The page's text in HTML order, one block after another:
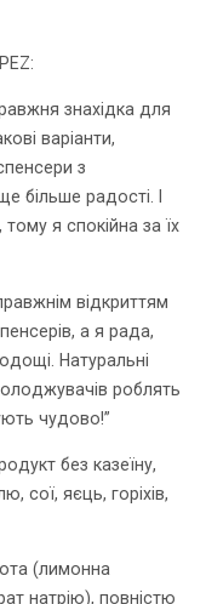
знахідка для
варіанти,
з
радості. І
я спокійна за їх
відкриттям
а я рада,
Натуральні
роблять
чудово!”
без казеїну,
сої, яєць, горіхів,
(лимонна
натрію), повністю